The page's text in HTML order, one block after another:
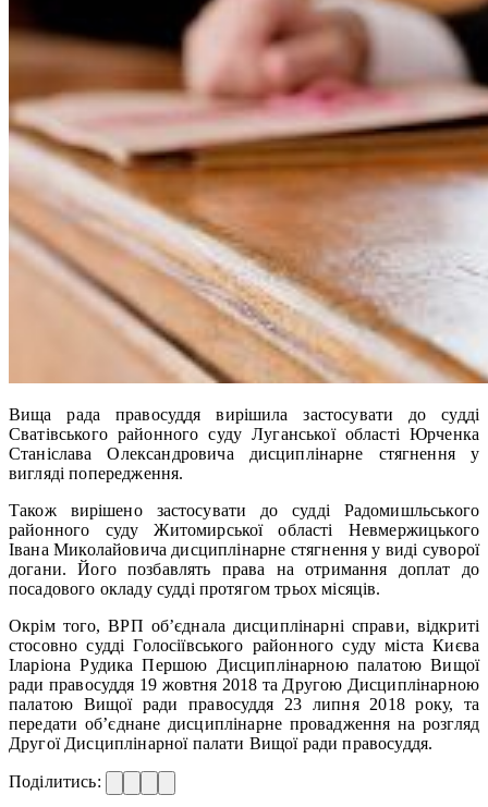
Вища рада правосуддя вирішила застосувати до судді
Сватівського районного суду Луганської області Юрченка
Станіслава Олександровича дисциплінарне стягнення у
вигляді попередження.
Також вирішено застосувати до судді Радомишльського
районного суду Житомирської області Невмержицького
Івана Миколайовича дисциплінарне стягнення у виді суворої
догани. Його позбавлять права на отримання доплат до
посадового окладу судді протягом трьох місяців.
Окрім того, ВРП об’єднала дисциплінарні справи, відкриті
стосовно судді Голосіївського районного суду міста Києва
Іларіона Рудика Першою Дисциплінарною палатою Вищої
ради правосуддя 19 жовтня 2018 та Другою Дисциплінарною
палатою Вищої ради правосуддя 23 липня 2018 року, та
передати об’єднане дисциплінарне провадження на розгляд
Другої Дисциплінарної палати Вищої ради правосуддя.
Поділитись: